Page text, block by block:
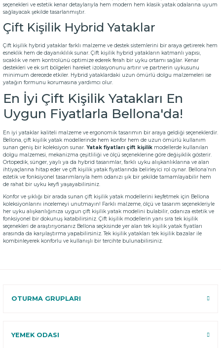
seçenekleri ve estetik kenar detaylarıyla hem modern hem klasik yatak odalarına uyum
sağlayacak şekilde tasarlanmıştır.
Çift Kişilik Hybrid Yataklar
Çift kişilik hybrid yataklar farklı malzeme ve destek sistemlerini bir araya getirerek hem
esneklik hem de dayanıklılık sunar. Çift kişilik hybrid yatakların katmanlı yapısı,
sıcaklık ve nem kontrolünü optimize ederek ferah bir uyku ortamı sağlar. Kenar
destekleri ve ek sırt bölgeleri hareket izolasyonunu artırır ve partnerin uykusunu
minimum derecede etkiler. Hybrid yataklardaki uzun ömürlü dolgu malzemeleri ise
yatağın formunu korumasına yardımcı olur.
En İyi Çift Kişilik Yatakları En
Uygun Fiyatlarla Bellona'da!
En iyi yataklar kaliteli malzeme ve ergonomik tasarımın bir araya geldiği seçeneklerdir.
Bellona, çift kişilik yatak modellerinde hem konfor hem de uzun ömürlü kullanım
sunan geniş bir koleksiyon sunar. Yatak fiyatları çift kişilik modellerde kullanılan
dolgu malzemesi, mekanizma çeşitliliği ve ölçü seçeneklerine göre değişiklik gösterir.
Ortopedik, sünger, yaylı ya da hybrid tasarımlar, farklı uyku alışkanlıklarına ve alan
ihtiyaçlarına hitap eder ve çift kişilik yatak fiyatlarında belirleyici rol oynar. Bellona’nın
estetik ve fonksiyonel tasarımlarıyla hem odanızı şık bir şekilde tamamlayabilir hem
de rahat bir uyku keyfi yaşayabilirsiniz.
Konfor ve şıklığı bir arada sunan çift kişilik yatak modellerini keşfetmek için Bellona
koleksiyonlarını incelemeyi unutmayın! Farklı malzeme, ölçü ve tasarım seçenekleriyle
her uyku alışkanlığınıza uygun çift kişilik yatak modelini bulabilir, odanıza estetik ve
fonksiyonel bir dokunuş katabilirsiniz. Çift kişilik modellerin yanı sıra tek kişilik
seçenekleri de araştırıyorsanız Bellona seçkisinde yer alan tek kişilik yatak fiyatları
arasında da karşılaştırma yapabilirsiniz. Tek kişilik yatakları tek kişilik bazalar ile
kombinleyerek konforlu ve kullanışlı bir tercihte bulunabilirsiniz.
OTURMA GRUPLARI
YEMEK ODASI